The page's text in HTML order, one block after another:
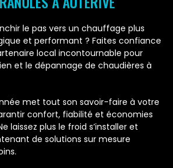
le pas vers un chauffage plus
et performant ? Faites confiance
local incontournable pour
et le dépannage de chaudières à
met tout son savoir-faire à votre
confort, fiabilité et économies
laissez plus le froid s’installer et
de solutions sur mesure